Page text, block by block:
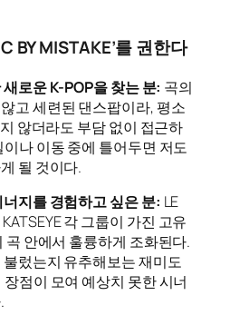
BY MISTAKE’를 권한다
로운 K-POP을 찾는 분: 곡의
고 세련된 댄스팝이라, 평소
않더라도 부담 없이 접근하
나 이동 중에 틀어두면 저도
될 것이다.
지를 경험하고 싶은 분: LE
KATSEYE 각 그룹이 가진 고유
곡 안에서 훌륭하게 조화된다.
렀는지 유추해보는 재미도
점이 모여 예상치 못한 시너